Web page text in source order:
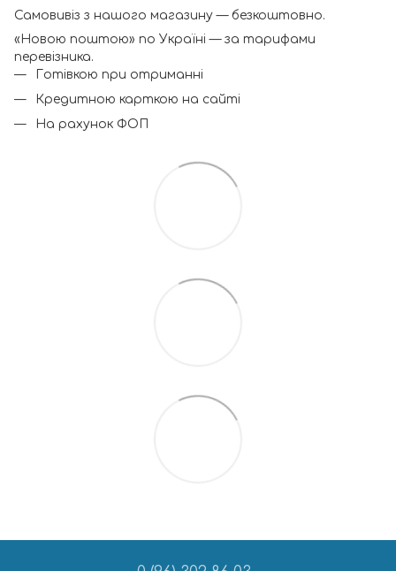
Самовивіз з нашого магазину — безкоштовно.
«Новою поштою» по Україні — за тарифами
перевізника.
Готівкою при отриманні
Кредитною карткою на сайті
На рахунок ФОП